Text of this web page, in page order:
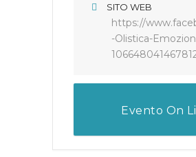
SITO WEB
https://
-Olistica-
Evento On